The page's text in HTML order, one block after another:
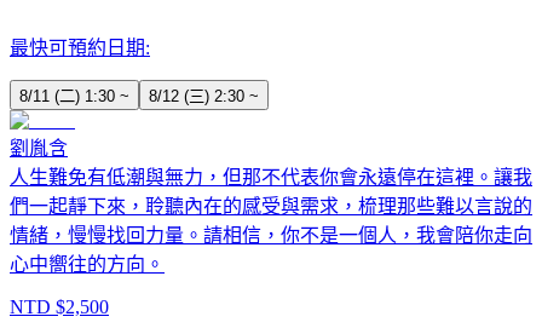
最快可預約日期:
8/11 (二) 1:30 ~ 8/12 (三) 2:30 ~
劉胤含
人生難免有低潮與無力，但那不代表你會永遠停在這裡。讓我
們一起靜下來，聆聽內在的感受與需求，梳理那些難以言說的
情緒，慢慢找回力量。請相信，你不是一個人，我會陪你走向
心中嚮往的方向。
NTD $2,500